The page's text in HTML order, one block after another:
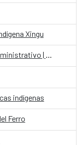
Xingu
Relación de puntaje total Auxiliar Administrativo | Convocatoria para personal laboral fijo en el CCEJS
indígenas
Ferro